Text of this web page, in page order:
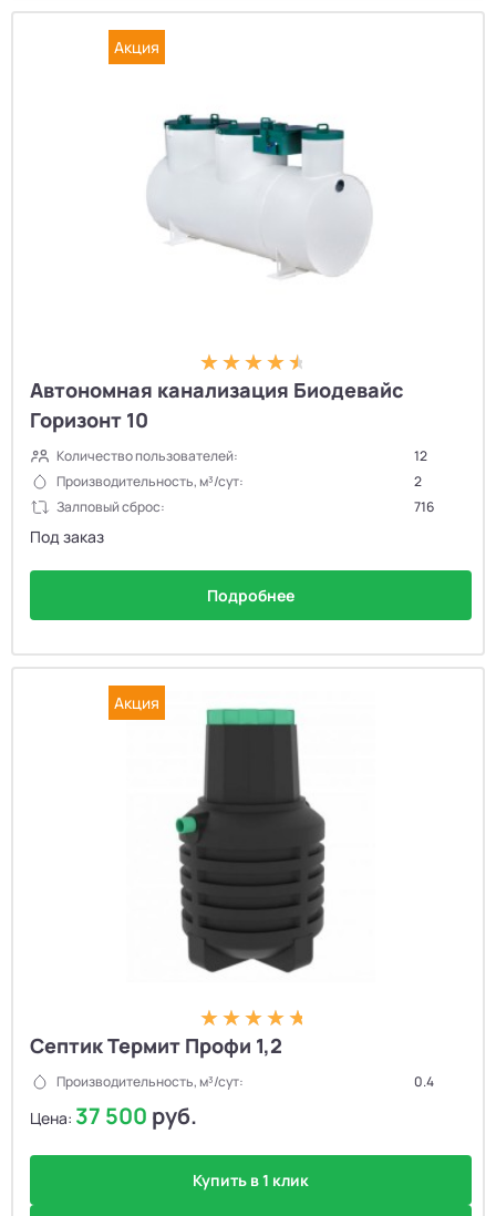
Акция
Автономная канализация Биодевайс
Горизонт 10
Количество пользователей:
12
Производительность, м³/сут:
2
Залповый сброс:
716
Под заказ
Подробнее
Акция
Септик Термит Профи 1,2
Производительность, м³/сут: 0.4
Цена: 37 500 руб.
Купить в 1 клик